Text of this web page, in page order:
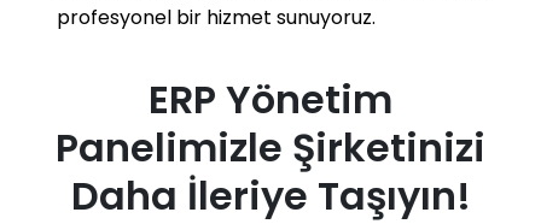
profesyonel bir hizmet sunuyoruz.
ERP Yönetim
Panelimizle Şirketinizi
Daha İleriye Taşıyın!